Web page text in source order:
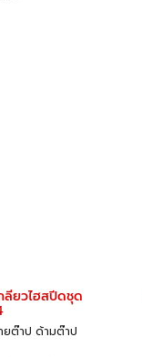
ลียวไฮสปีดชุด
ยต๊าป ด้ามต๊าป